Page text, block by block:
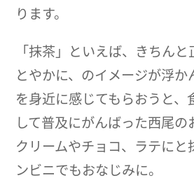
ります。
「抹茶」といえば、きちん
とやかに、のイメージが浮か
を身近に感じてもらおうと、
して普及にがんばった西尾の
クリームやチョコ、ラテにと
ンビニでもおなじみに。